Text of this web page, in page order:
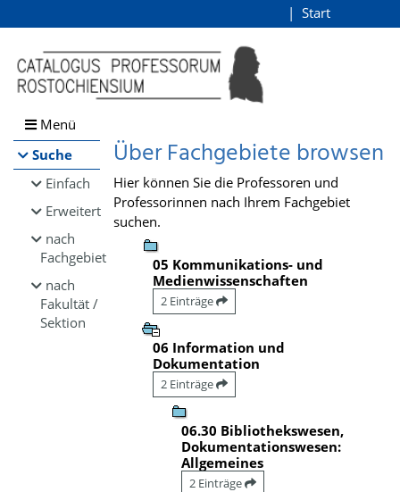
Browsen
direkt zum Inhalt
Start
Menü
Suche
Einfach
Erweitert
nach
Fachgebiet
nach
Fakultät /
Sektion
Über Fachgebiete browsen
Hier können Sie die Professoren und
Professorinnen nach Ihrem Fachgebiet
suchen.
05 Kommunikations- und
Medienwissenschaften
2 Einträge
06 Information und
Dokumentation
2 Einträge
06.30 Bibliothekswesen,
Dokumentationswesen:
Allgemeines
2 Einträge